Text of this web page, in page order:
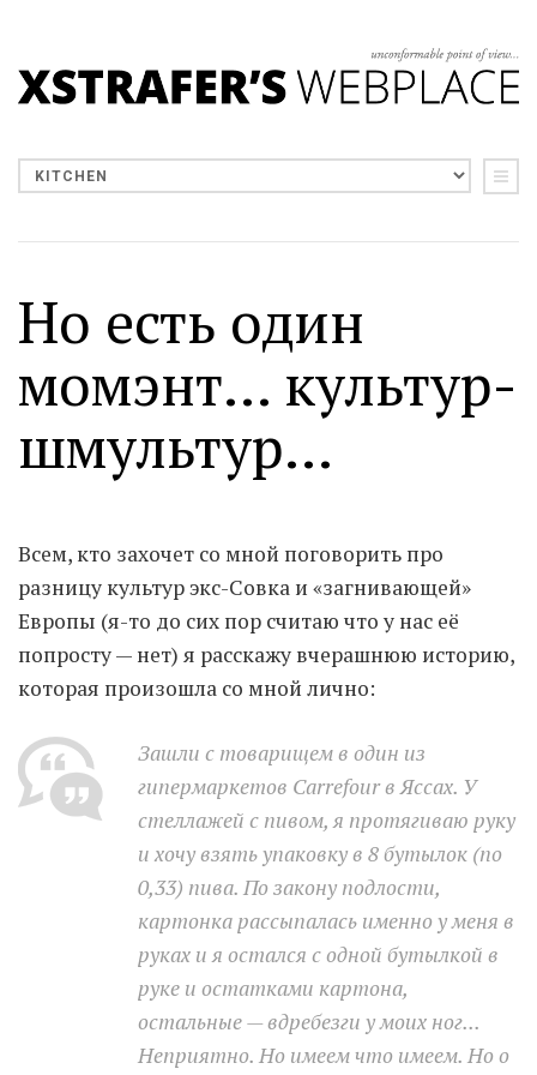
Но есть один
момэнт... культур-
шмультур...
Всем, кто захочет со мной поговорить про
разницу культур экс-Совка и «загнивающей»
Европы (я-то до сих пор считаю что у нас её
попросту — нет) я расскажу вчерашнюю историю,
которая произошла со мной лично:
Зашли с товарищем в один из
гипермаркетов Carrefour в Яссах. У
стеллажей с пивом, я протягиваю руку
и хочу взять упаковку в 8 бутылок (по
0,33) пива. По закону подлости,
картонка рассыпалась именно у меня в
руках и я остался с одной бутылкой в
руке и остатками картона,
остальные — вдребезги у моих ног...
Неприятно. Но имеем что имеем. Но о
Moldova sightseeings
Blog Archives
To-Do
Wishlist
TAGZZZZ
24-70/2.8 (52) 35mm/1.4(14)
75mm/f1.2 (17) 85/1.4D(15)
automotive(22) Balti(32) D800 (88)
drone(19) fujifilm(28) hobby(32)
homestudio(16) howto(17)
Internet(43) Kate(56) kitchen (27)
mavic2pro(20) MavicXS(13)